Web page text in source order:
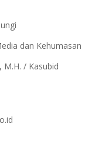
dan Kehumasan
M.H. / Kasubid